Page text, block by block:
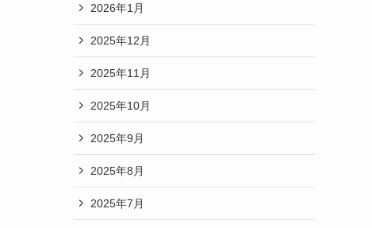
2026年1月
2025年12月
2025年11月
2025年10月
2025年9月
2025年8月
2025年7月